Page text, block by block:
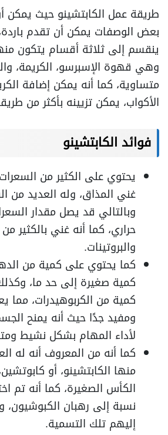
طريقة عمل الكابتشينو حيث يمكن
بعض الوصفات يمكن أن تقدم
ينقسم إلى ثلاثة أقسام يتكون
وهي قهوة الإسبرسو، الكريمة،
متساوية، كما أنه يمكن إضافة
الأكواب، يمكن تزيينه بأكثر من
فوائد الكابتشينو
يحتوي على الكثير من السعرات
غني المذاق، وله العديد من
حراري، كما أنه غني بالكثير
والبروتينات.
كما يحتوي على كمية من
كمية صغيرة إلى حد ما،
كمية من الكربوهيدرات، مما
ومفيد جدًا حيث أنه يمنح
لأداء المهام بشكل نشيط
كما أنه من المعروف أنه له
منها الكابتشينو، أو
الكأس الصغيرة، كما أنه تم
نسبة إلى رهبان الكبوشيون،
إليهم تلك التسمية.